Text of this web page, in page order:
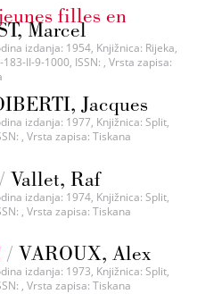
filles en
Marcel
izdanja: 1954, Knjižnica: Rijeka,
183-II-9-1000, ISSN: , Vrsta zapisa:
Jacques
izdanja: 1977, Knjižnica: Split,
, Vrsta zapisa: Tiskana
/ Vallet, Raf
izdanja: 1974, Knjižnica: Split,
, Vrsta zapisa: Tiskana
/ VAROUX, Alex
izdanja: 1973, Knjižnica: Split,
, Vrsta zapisa: Tiskana